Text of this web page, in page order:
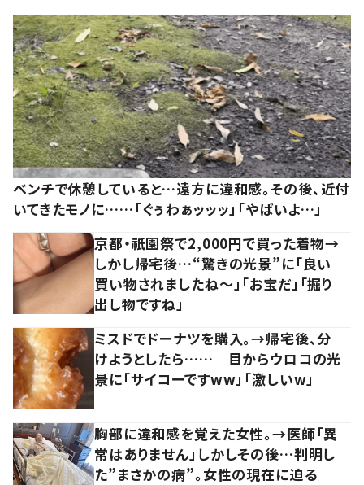
ベンチで休憩していると…遠方に違和感。その後、近付
いてきたモノに……「ぐぅわぁッッッ」「やばいよ…」
京都・祇園祭で2,000円で買った着物→
しかし帰宅後…“驚きの光景”に「良い
買い物されましたね～」「お宝だ」「掘り
出し物ですね」
ミスドでドーナツを購入。→帰宅後、分
けようとしたら…… 目からウロコの光
景に「サイコーですww」「激しいw」
胸部に違和感を覚えた女性。→医師「異
常はありません」しかしその後…判明し
た”まさかの病”。女性の現在に迫る